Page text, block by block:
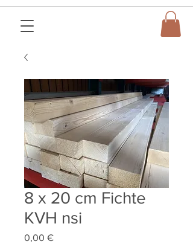
8 x 20 cm Fichte
KVH nsi
0,00 €Preis